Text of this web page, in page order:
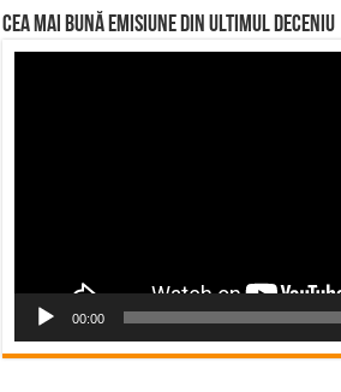
CEA MAI BUNĂ EMISIUNE DIN ULTIMUL DECENIU
00:00